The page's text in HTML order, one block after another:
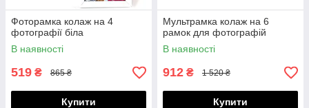
Фоторамка колаж на 4
фотографії біла
В наявності
519 ₴ 865 ₴
Купити
Мультрамка колаж на 6
рамок для фотографій
В наявності
912 ₴ 1 520 ₴
Купити